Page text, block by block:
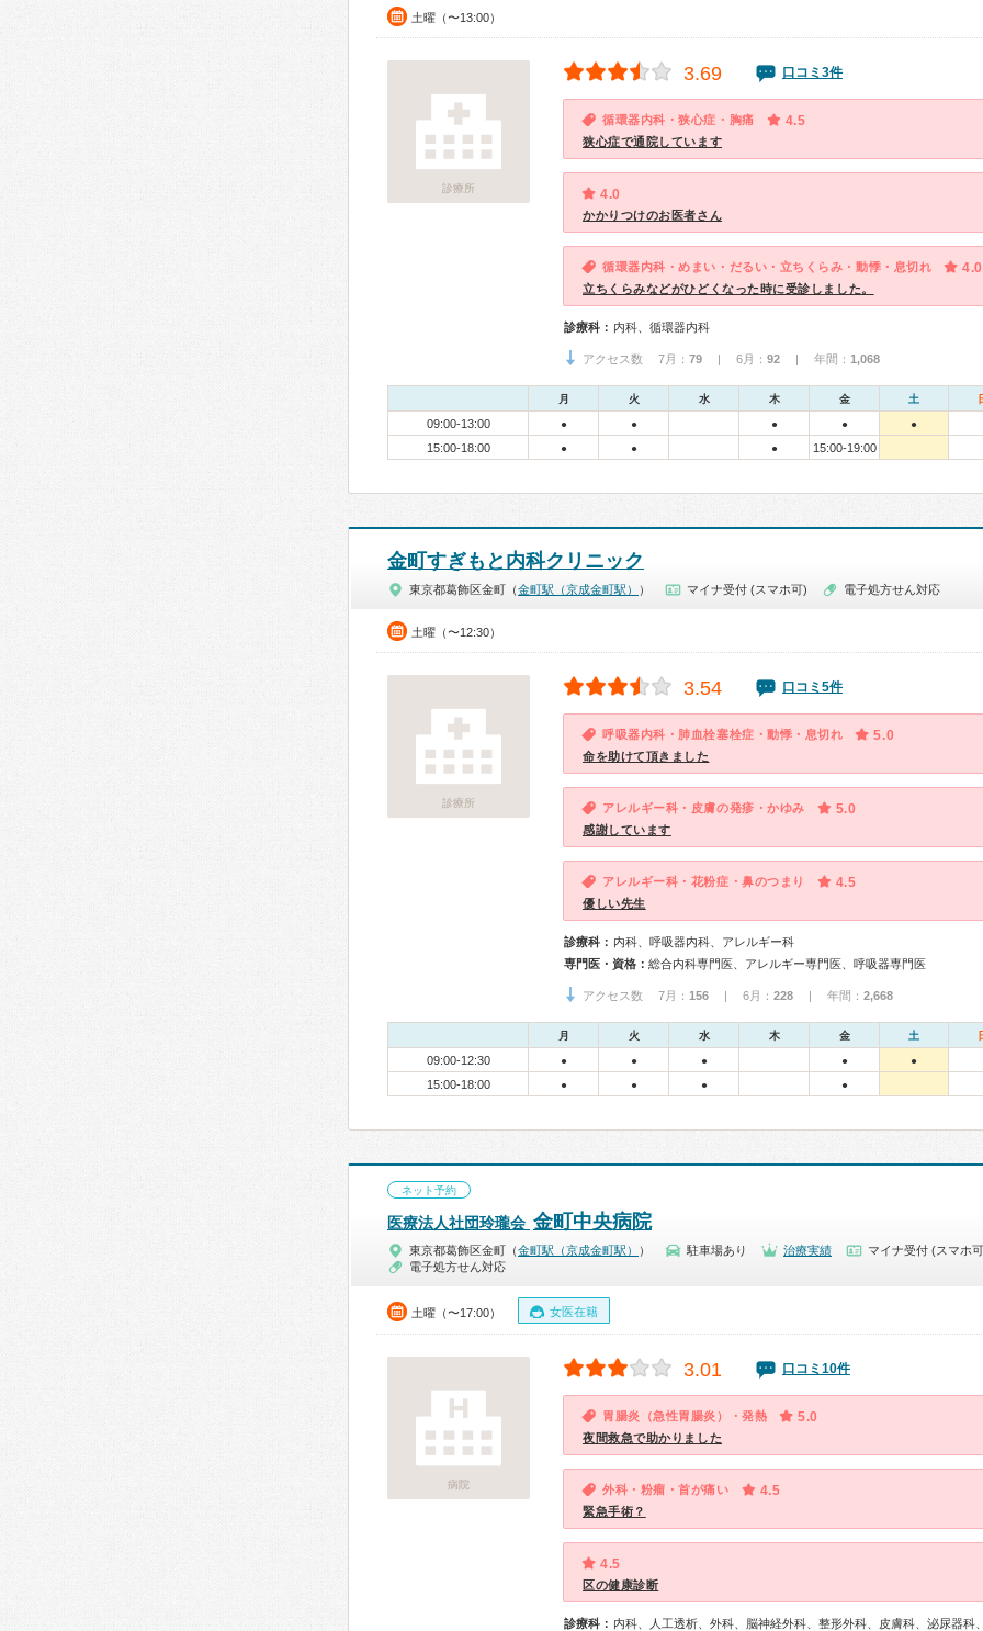
土曜（〜13:00）
診療所
3.69 口コミ3件
循環器内科・狭心症・胸痛 4.5
狭心症で通院しています
4.0
かかりつけのお医者さん
循環器内科・めまい・だるい・立ちくらみ・動悸・息切れ 4.0
立ちくらみなどがひどくなった時に受診しました。
診療科： 内科、循環器内科
アクセス数 7月： 79 | 6月： 92 | 年間： 1,068
月 火 水 木 金 土
09:00-13:00 ● ● ● ● ●
15:00-18:00 ● ● ● 15:00-19:00
金町すぎもと内科クリニック
東京都葛飾区金町（金町駅（京成金町駅） ） マイナ受付 (スマホ可) 電子処方せん対応
土曜（〜12:30）
診療所
3.54 口コミ5件
呼吸器内科・肺血栓塞栓症・動悸・息切れ 5.0
命を助けて頂きました
アレルギー科・皮膚の発疹・かゆみ 5.0
感謝しています
アレルギー科・花粉症・鼻のつまり 4.5
優しい先生
診療科： 内科、呼吸器内科、アレルギー科
専門医・資格： 総合内科専門医、アレルギー専門医、呼吸器専門医
アクセス数 7月： 156 | 6月： 228 | 年間： 2,668
月 火 水 木 金 土
09:00-12:30 ● ● ● ● ●
15:00-18:00 ● ● ● ●
ネット予約
医療法人社団玲瓏会 金町中央病院
東京都葛飾区金町（金町駅（京成金町駅） ） 駐車場あり 治療実績
マイナ受付 (スマホ
電子処方せん対応
土曜（〜17:00） 女医在籍
病院
3.01 口コミ10件
胃腸炎（急性胃腸炎）・発熱 5.0
夜間救急で助かりました
外科・粉瘤・首が痛い 4.5
緊急手術？
4.5
区の健康診断
診療科： 内科、人工透析、外科、脳神経外科、整形外科、皮膚科、泌尿器科